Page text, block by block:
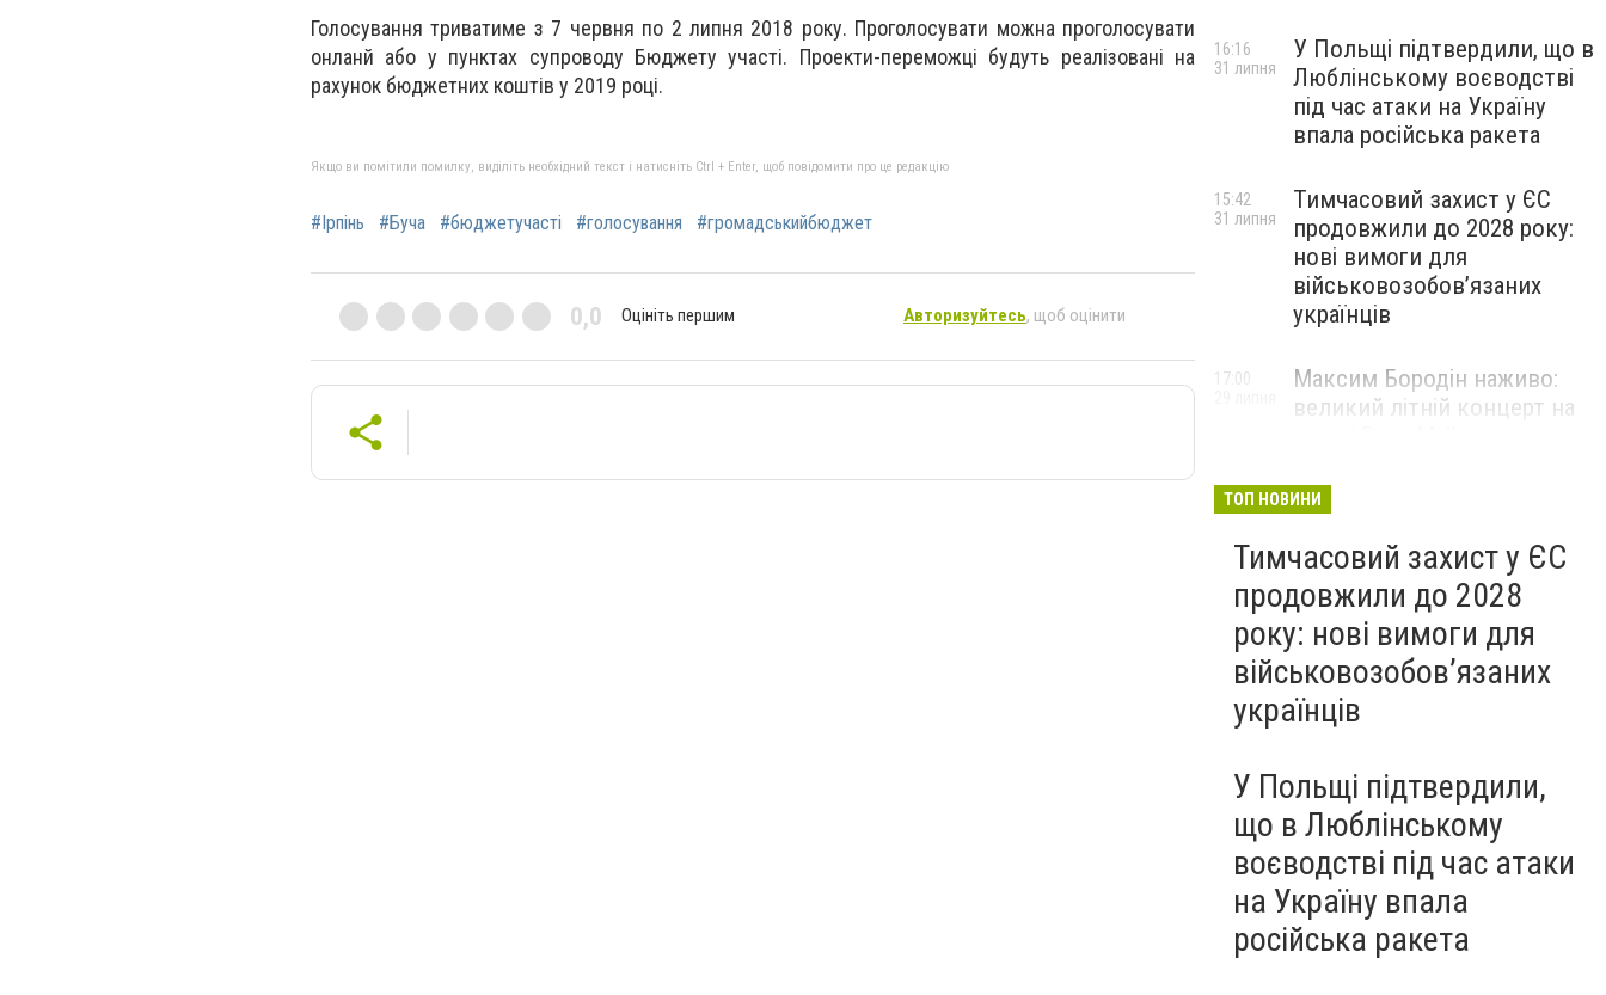
Голосування триватиме з 7 червня по 2 липня 2018 року. Проголосувати можна проголосувати
онланй або у пунктах супроводу Бюджету участі. Проекти-переможці будуть реалізовані на
рахунок бюджетних коштів у 2019 році.
Якщо ви помітили помилку, виділіть необхідний текст і натисніть Ctrl + Enter, щоб повідомити про це редакцію
#Ірпінь #Буча #бюджетучасті #голосування #громадськийбюджет
0,0 Оцініть першим Авторизуйтесь, щоб оцінити
У Польщі підтвердили, що в
Люблінському воєводстві
під час атаки на Україну
впала російська ракета
16:16
31 липня
Тимчасовий захист у ЄС
продовжили до 2028 року:
нові вимоги для
військовозобов’язаних
українців
15:42
31 липня
Максим Бородін наживо:
великий літній концерт на
17:00
ТОП НОВИНИ
Тимчасовий захист у ЄС
продовжили до 2028
року: нові вимоги для
військовозобов’язаних
українців
У Польщі підтвердили,
що в Люблінському
воєводстві під час атаки
на Україну впала
російська ракета